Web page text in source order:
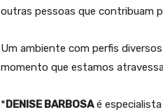
outras pessoas que contribuam
Um ambiente com perfis
momento que estamos
*DENISE BARBOSAé